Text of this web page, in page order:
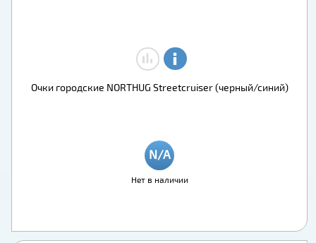
Очки городские NORTHUG Streetcruiser (черный/синий)
Нет в наличии